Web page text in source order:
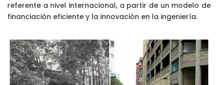
referente a nivel internacional, a partir de un modelo de
financiación eficiente y la innovación en la ingeniería.